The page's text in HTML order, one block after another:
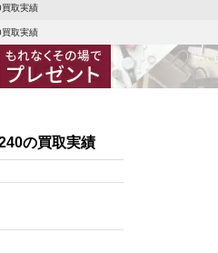
取実績
取実績
の買取実績